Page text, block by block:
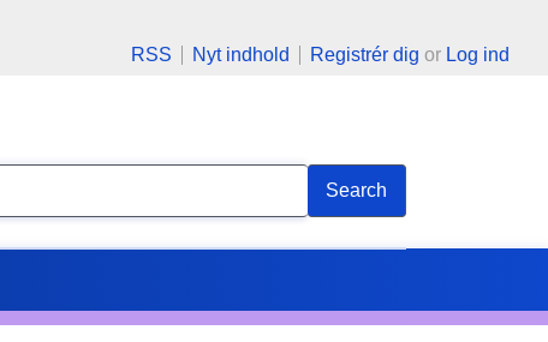
RSS
Nyt indhold Registrér dig or Log ind
Search